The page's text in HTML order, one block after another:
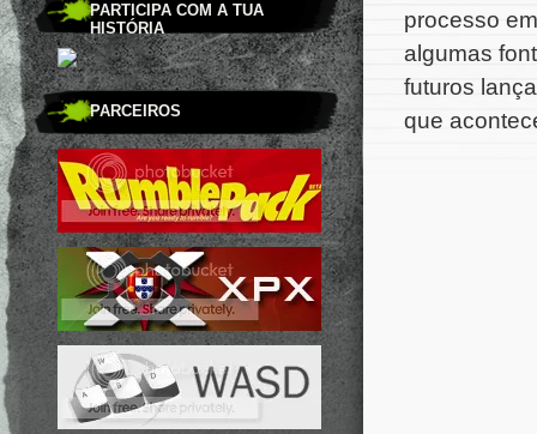
PARTICIPA COM A TUA
HISTÓRIA
PARCEIROS
processo
algumas
futuros
que